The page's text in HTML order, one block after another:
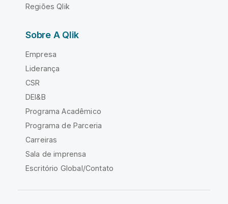
Regiões Qlik
Sobre A Qlik
Empresa
Liderança
CSR
DEI&B
Programa Acadêmico
Programa de Parceria
Carreiras
Sala de imprensa
Escritório Global/Contato